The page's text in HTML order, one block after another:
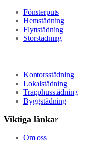
Fönsterputs
Hemstädning
Flyttstädning
Storstädning
Kontorsstädning
Lokalstädning
Trapphusstädning
Byggstädning
Viktiga länkar
Om oss